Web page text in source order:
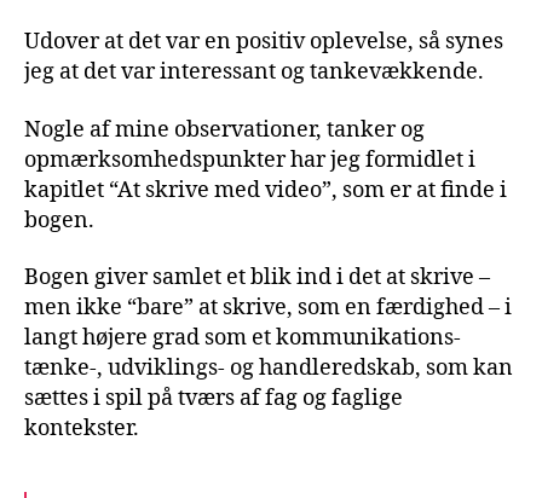
Udover at det var en positiv oplevelse, så synes
jeg at det var interessant og tankevækkende.
Nogle af mine observationer, tanker og
opmærksomhedspunkter har jeg formidlet i
kapitlet “At skrive med video”, som er at finde i
bogen.
Bogen giver samlet et blik ind i det at skrive –
men ikke “bare” at skrive, som en færdighed – i
langt højere grad som et kommunikations-
tænke-, udviklings- og handleredskab, som kan
sættes i spil på tværs af fag og faglige
kontekster.